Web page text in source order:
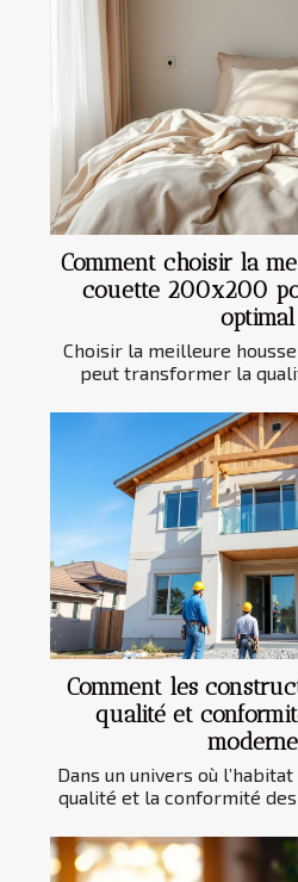
Comment choisir la
couette 200x200
Choisir la meilleure
peut transformer la
Comment les
qualité et
Dans un univers où
qualité et la conformité